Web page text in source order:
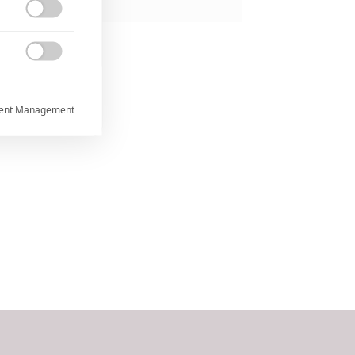

Management